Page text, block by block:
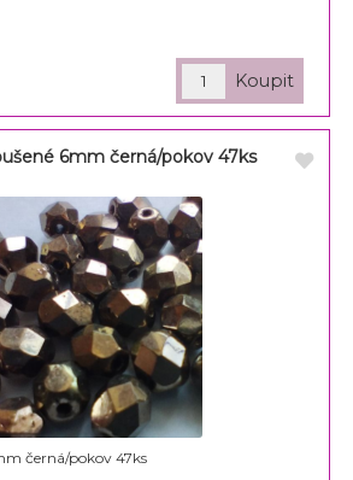
6mm černá/pokov 47ks
černá/pokov 47ks